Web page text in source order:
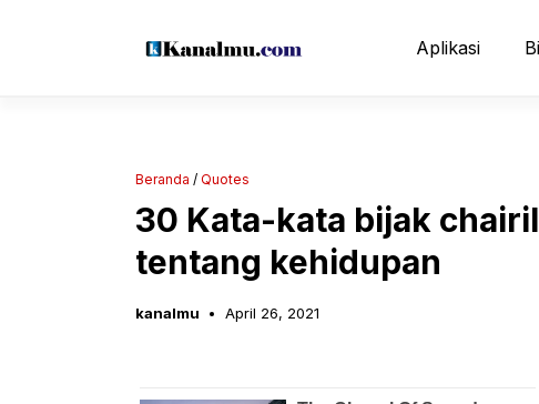
Aplikasi
Beranda / Quotes
30 Kata-kata bijak
tentang kehidupan
kanalmu April 26, 2021